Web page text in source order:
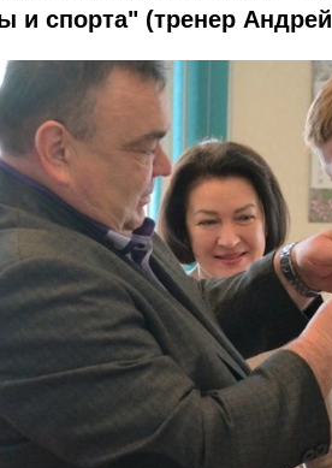
и спорта" (тренер